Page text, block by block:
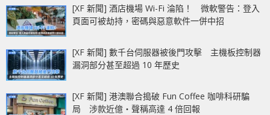
[XF 新聞] 酒店機場 Wi-Fi 淪陷！ 微軟警告：登入
頁面可被劫持，密碼與惡意軟件一併中招
[XF 新聞] 數千台伺服器被後門攻擊 主機板控制器
漏洞部分甚至超過 10 年歷史
[XF 新聞] 港澳聯合搗破 Fun Coffee 咖啡科研騙
局 涉款近億‧聲稱高達 4 倍回報